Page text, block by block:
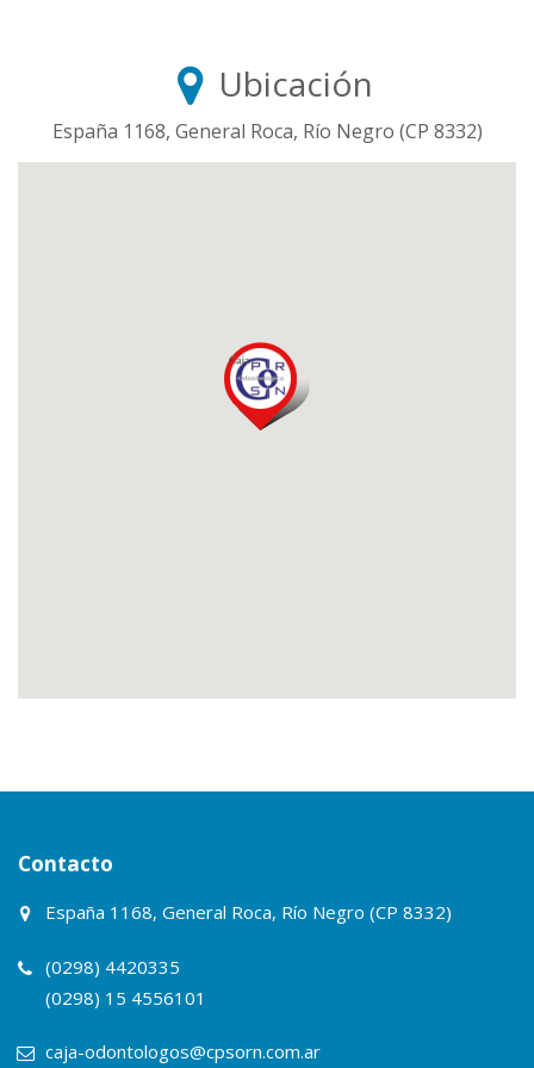
Ubicación
España 1168, General Roca, Río Negro (CP 8332)
Contacto
España 1168, General Roca, Río Negro (CP 8332)
(0298) 4420335
(0298) 15 4556101
caja-odontologos@cpsorn.com.ar